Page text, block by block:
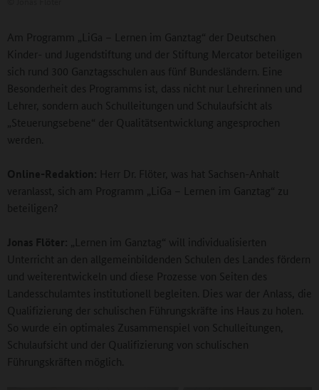
Am Programm „LiGa – Lernen im Ganztag“ der Deutschen
Kinder- und Jugendstiftung und der Stiftung Mercator beteiligen
sich rund 300 Ganztagsschulen aus fünf Bundesländern. Eine
Besonderheit des Programms ist, dass nicht nur Lehrerinnen und
Lehrer, sondern auch Schulleitungen und Schulaufsicht als
„Steuerungsebene“ der Qualitätsentwicklung angesprochen
werden.
Online-Redaktion: Herr Dr. Flöter, was hat Sachsen-Anhalt
veranlasst, sich am Programm „LiGa – Lernen im Ganztag“ zu
beteiligen?
Jonas Flöter:
„Lernen im Ganztag“ will individualisierten
Unterricht an den allgemeinbildenden Schulen des Landes fördern
und weiterentwickeln und diese Prozesse von Seiten des
Landesschulamtes institutionell begleiten. Dies war der Anlass, die
Qualifizierung der schulischen Führungskräfte ins Haus zu holen.
So wurde ein optimales Zusammenspiel von Schulleitungen,
Schulaufsicht und der Qualifizierung von schulischen
Führungskräften möglich.